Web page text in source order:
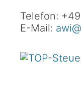
Telefon:
E-Mail: